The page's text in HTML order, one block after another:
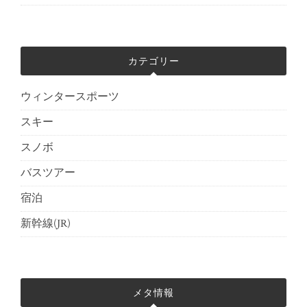
カテゴリー
ウィンタースポーツ
スキー
スノボ
バスツアー
宿泊
新幹線(JR)
メタ情報